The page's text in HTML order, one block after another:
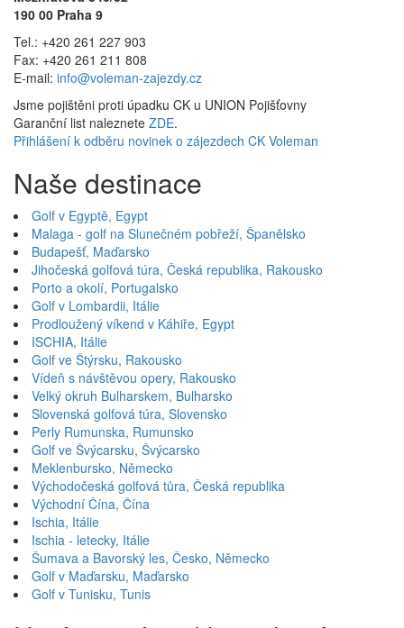
190 00 Praha 9
Tel.: +420 261 227 903
Fax: +420 261 211 808
E-mail: info@voleman-zajezdy.cz
Jsme pojištěni proti úpadku CK u UNION Pojišťovny
Garanční list naleznete ZDE.
Přihlášení k odběru novinek o zájezdech CK Voleman
Naše destinace
Golf v Egyptě, Egypt
Malaga - golf na Slunečném pobřeží, Španělsko
Budapešť, Maďarsko
Jihočeská golfová túra, Česká republika, Rakousko
Porto a okolí, Portugalsko
Golf v Lombardii, Itálie
Prodloužený víkend v Káhiře, Egypt
ISCHIA, Itálie
Golf ve Štýrsku, Rakousko
Vídeň s návštěvou opery, Rakousko
Velký okruh Bulharskem, Bulharsko
Slovenská golfová túra, Slovensko
Perly Rumunska, Rumunsko
Golf ve Švýcarsku, Švýcarsko
Meklenbursko, Německo
Východočeská golfová tůra, Česká republika
Východní Čína, Čína
Ischia, Itálie
Ischia - letecky, Itálie
Šumava a Bavorský les, Česko, Německo
Golf v Maďarsku, Maďarsko
Golf v Tunisku, Tunis